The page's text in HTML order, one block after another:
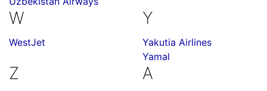
W
WestJet
Y
Yakutia Airlines
Yamal
Z А